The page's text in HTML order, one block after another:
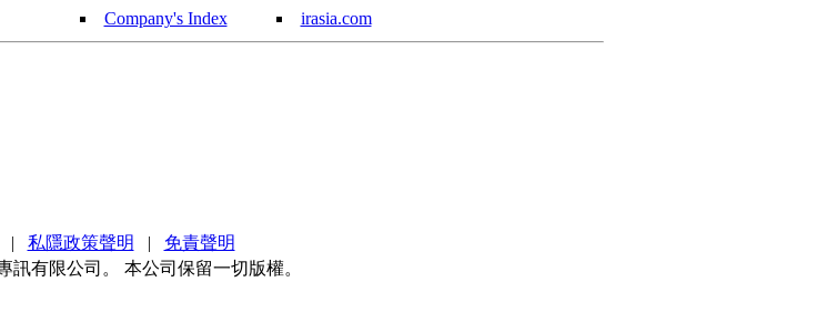
Company's Index irasia.com
| 私隱政策聲明 | 免責聲明
訊有限公司。 本公司保留一切版權。